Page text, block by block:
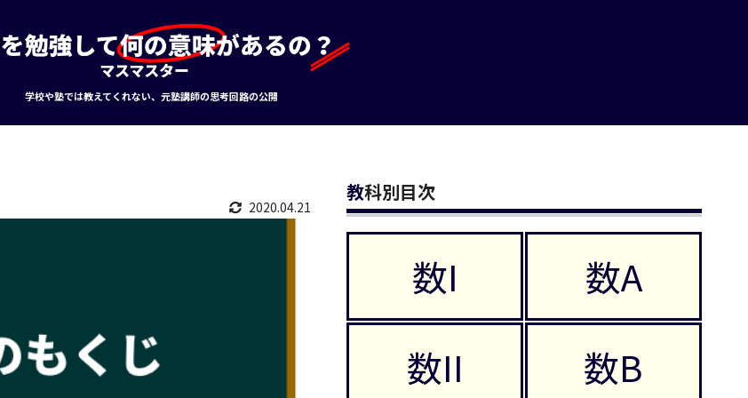
学校や塾では教えてくれない、元塾講師の思考回路の公開
2020.04.21
教科別目次
数I
数A
数II
数B